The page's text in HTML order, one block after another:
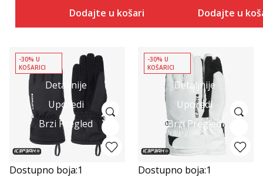
Dodajte u košaricu Dodajte u
Detaljnije
Uporedi
Brzi Pregled
-30% U
KOŠARICI
Dostupno boja:1
Detaljnije
Uporedi
Brzi Pregled
-30% U
KOŠARICI
Dostupno boja:1